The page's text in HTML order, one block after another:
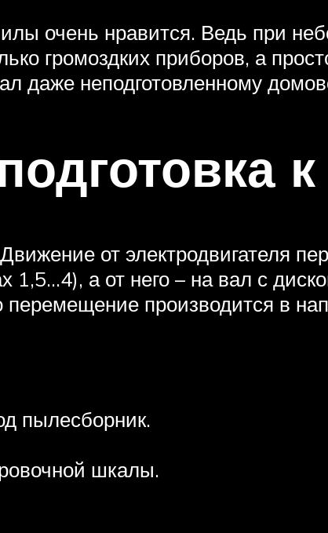
очень нравится. Ведь при
громоздких приборов, а
даже неподготовленному
от электродвигателя
1,5…4), а от него – на вал с
перемещение производится в
пылесборник.
шкалы.